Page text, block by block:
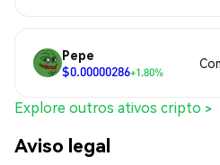
Pepe
$0.00000286+1.80%
Explore outros ativos cripto >
Aviso legal